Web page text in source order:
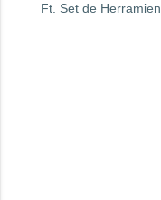
Ft. Set de